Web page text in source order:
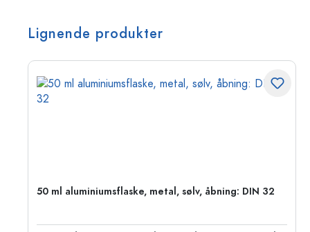
Lignende produkter
50 ml aluminiumsflaske, metal, sølv, åbning: DIN 32